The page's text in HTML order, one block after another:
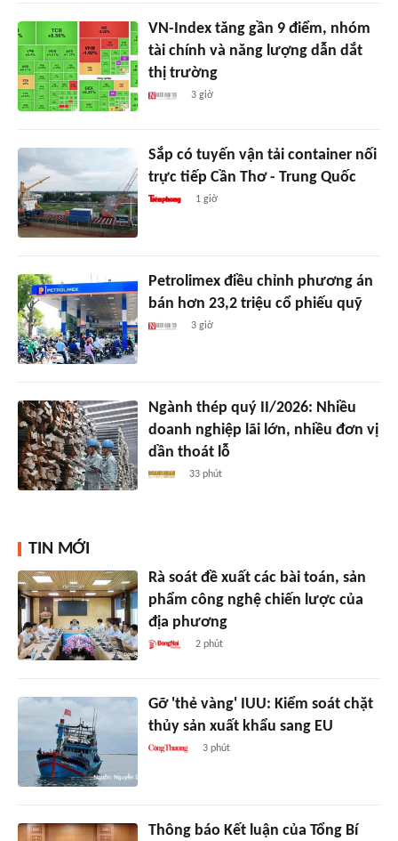
VN-Index tăng gần 9 điểm, nhóm
tài chính và năng lượng dẫn dắt
thị trường
3 giờ
Sắp có tuyến vận tải container nối
trực tiếp Cần Thơ - Trung Quốc
1 giờ
Petrolimex điều chỉnh phương án
bán hơn 23,2 triệu cổ phiếu quỹ
3 giờ
Ngành thép quý II/2026: Nhiều
doanh nghiệp lãi lớn, nhiều đơn vị
dần thoát lỗ
33 phút
TIN MỚI
Rà soát đề xuất các bài toán, sản
phẩm công nghệ chiến lược của
địa phương
2 phút
Gỡ 'thẻ vàng' IUU: Kiểm soát chặt
thủy sản xuất khẩu sang EU
3 phút
Thông báo Kết luận của Tổng Bí